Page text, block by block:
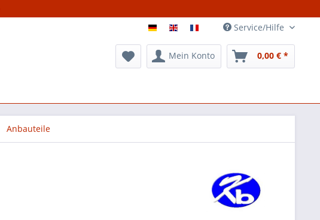
Service/Hilfe
Mein Konto 0,00 € *
Anbauteile